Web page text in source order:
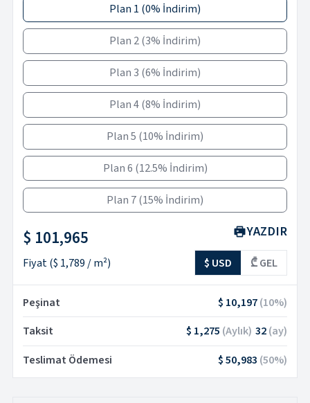
Plan 1 (0% İndirim)
Plan 2(3% İndirim)
Plan 3 (6% İndirim)
Plan 4(8% İndirim)
Plan 5 (10% İndirim)
Plan 6 ( 12.5% İndirim)
Plan 7(15% İndirim)
$ 101,965
Fiyat($ 1,789 / m²)
YAZDIR
$ USD ₾ GEL
Peşinat $ 10,197(10%)
Taksit
$ 1,275 (Aylık) 32(ay)
Teslimat Ödemesi
$ 50,983 (50%)